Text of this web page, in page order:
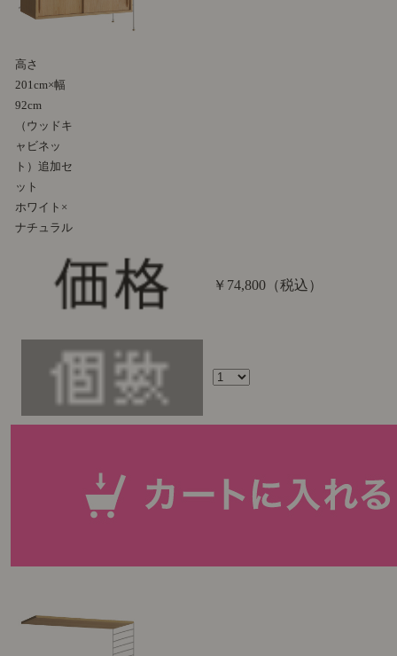
高さ
201cm×幅
92cm
（ウッドキ
ャビネッ
ト）追加セ
ット
ホワイト×
ナチュラル
￥74,800 （税込）